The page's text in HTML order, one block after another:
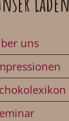
uns